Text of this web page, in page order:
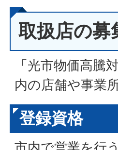
取扱店の募
「光市物価高騰
内の店舗や事業
登録資格